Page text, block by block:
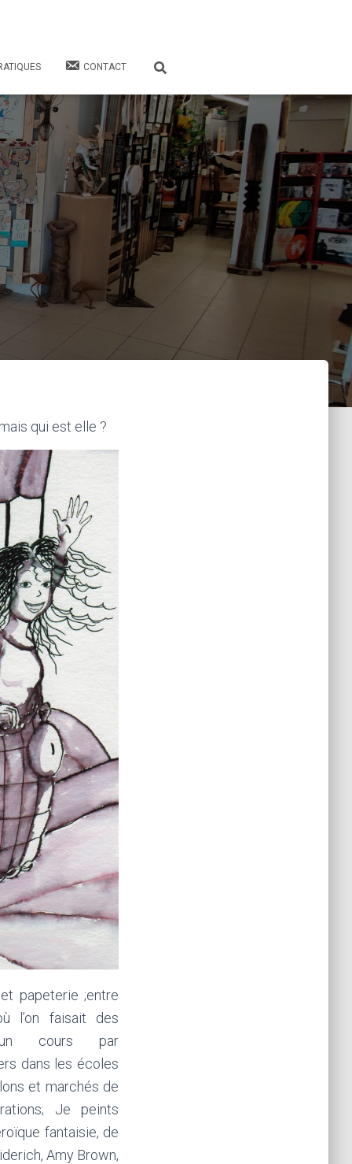
CONTACT
qui est elle ?
papeterie ;entre
l’on faisait des
cours par
dans les écoles
et marchés de
Je peints
fantaisie, de
Amy Brown,